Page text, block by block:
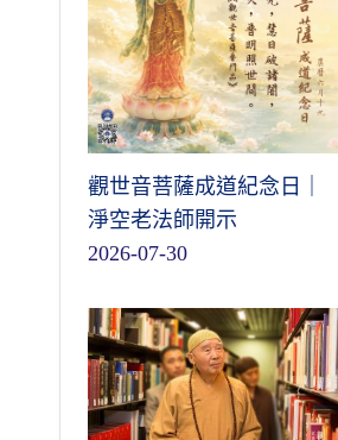
觀世音菩薩成道紀念日｜
淨空老法師開示
2026-07-30